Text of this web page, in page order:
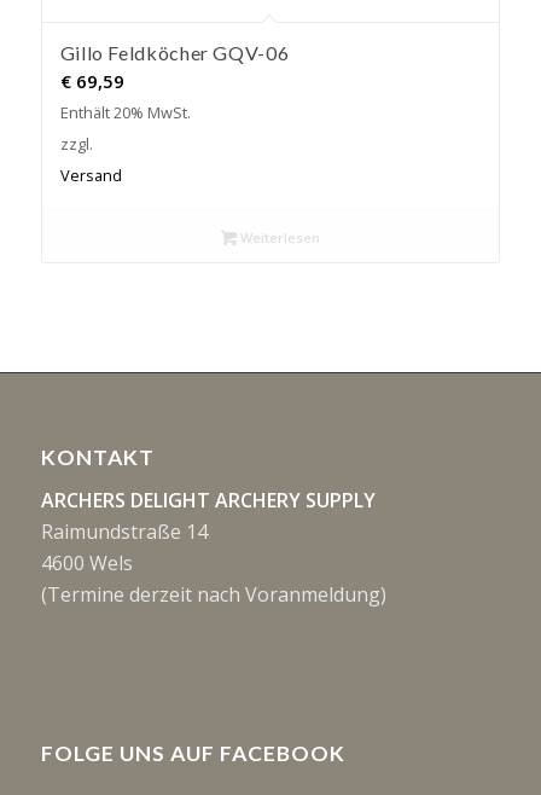
Gillo Feldköcher GQV-06
€69,59
Enthält 20% MwSt.
zzgl.
Versand
Weiterlesen
KONTAKT
ARCHERS DELIGHT ARCHERY SUPPLY
Raimundstraße 14
4600 Wels
(Termine derzeit nach Voranmeldung)
FOLGE UNS AUF FACEBOOK